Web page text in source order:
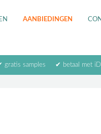
AANBIEDINGEN
gratis samples ✔ betaal met